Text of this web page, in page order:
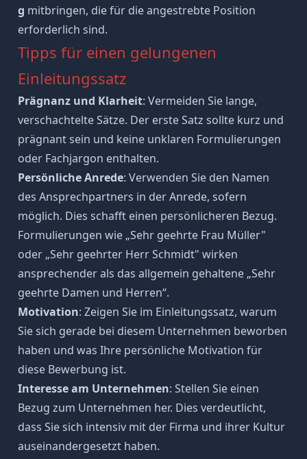
g mitbringen, die für die angestrebte Position
erforderlich sind.
Tipps für einen gelungenen
Einleitungssatz
Prägnanz und Klarheit: Vermeiden Sie lange,
verschachtelte Sätze. Der erste Satz sollte kurz und
prägnant sein und keine unklaren Formulierungen
oder Fachjargon enthalten.
Persönliche Anrede: Verwenden Sie den Namen
des Ansprechpartners in der Anrede, sofern
möglich. Dies schafft einen persönlicheren Bezug.
Formulierungen wie „Sehr geehrte Frau Müller"
oder „Sehr geehrter Herr Schmidt" wirken
ansprechender als das allgemein gehaltene „Sehr
geehrte Damen und Herren“.
Motivation: Zeigen Sie im Einleitungssatz, warum
Sie sich gerade bei diesem Unternehmen beworben
haben und was Ihre persönliche Motivation für
diese Bewerbung ist.
Interesse am Unternehmen: Stellen Sie einen
Bezug zum Unternehmen her. Dies verdeutlicht,
dass Sie sich intensiv mit der Firma und ihrer Kultur
auseinandergesetzt haben.